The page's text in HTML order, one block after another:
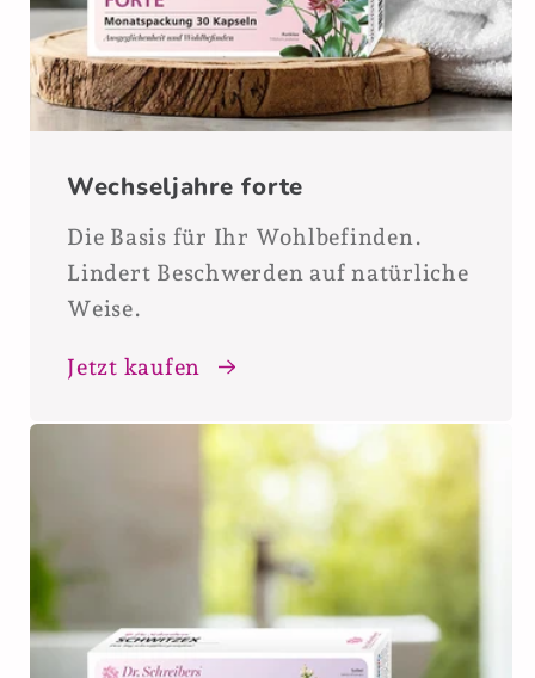
Wechseljahre forte
Die Basis für Ihr Wohlbefinden.
Lindert Beschwerden auf natürliche
Weise.
Jetzt kaufen